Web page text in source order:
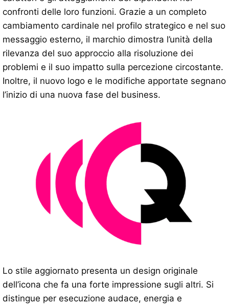
confronti delle loro funzioni. Grazie a un completo
cambiamento cardinale nel profilo strategico e nel suo
messaggio esterno, il marchio dimostra l’unità della
rilevanza del suo approccio alla risoluzione dei
problemi e il suo impatto sulla percezione circostante.
Inoltre, il nuovo logo e le modifiche apportate segnano
l’inizio di una nuova fase del business.
Lo stile aggiornato presenta un design originale
dell’icona che fa una forte impressione sugli altri. Si
distingue per esecuzione audace, energia e